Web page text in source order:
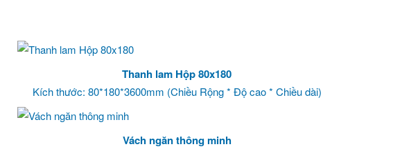
Thanh lam Hộp 80x180
Kích thước: 80*180*3600mm (Chiều Rộng * Độ cao * Chiều dài)
Vách ngăn thông minh